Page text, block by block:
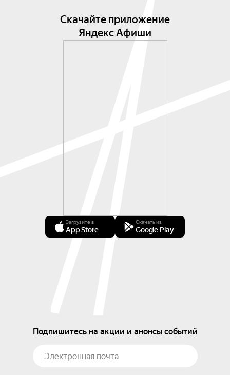
Скачайте приложение
Яндекс Афиши
Загрузите в
App Store
Скачать из
Google Play
Подпишитесь на акции и анонсы событий